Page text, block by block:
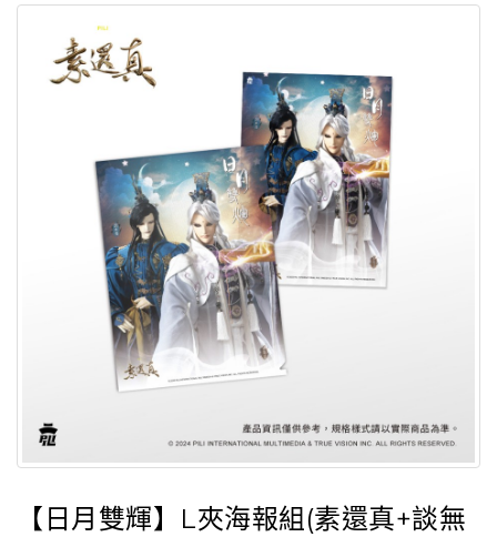
【日月雙輝】L夾海報組(素還真+談無